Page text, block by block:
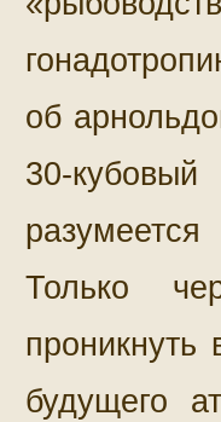
об
30-
Только
будущего